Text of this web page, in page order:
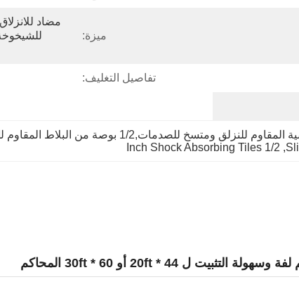
ميزة:
تفاصيل التغليف:
للصدمات,1/2 بوصة من البلاط المقاوم للصدمات
,
1/2 Inch Shock Absorbing Tiles